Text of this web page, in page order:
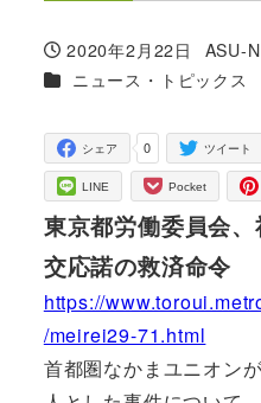
投稿日
2020年2月22日
著
者
ASU-
カテゴリー
ニュース・トピックス
0
シェア ツイート
LINE Pocket
東京都労働委員会
交応諾の救済命令
https://
/meirei29-71.html
首都圏なかまユニオン